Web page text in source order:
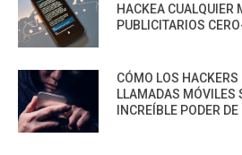
HACKEA CUALQUIER
PUBLICITARIOS
CÓMO LOS
LLAMADAS MÓVILES
INCREÍBLE PODER